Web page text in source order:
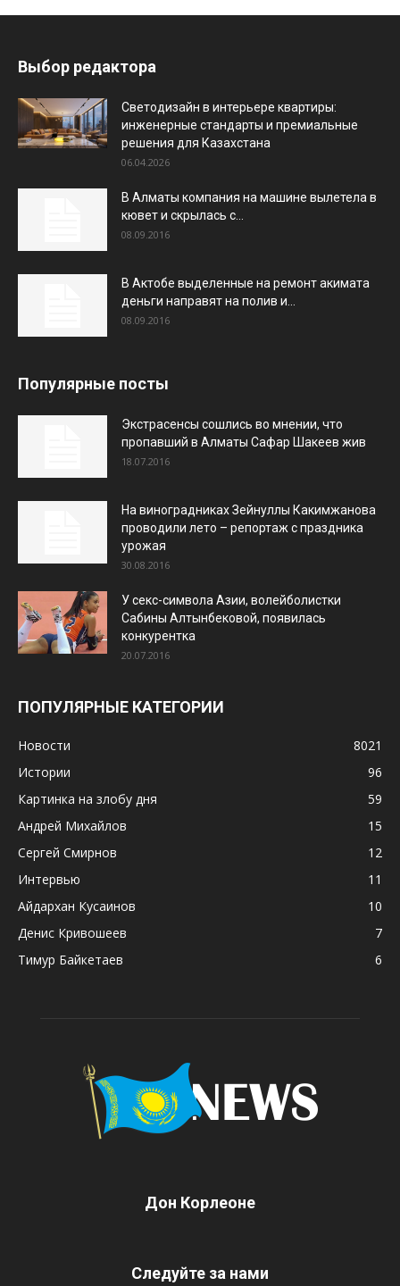
Выбор редактора
Светодизайн в интерьере квартиры:
инженерные стандарты и премиальные
решения для Казахстана
06.04.2026
В Алматы компания на машине вылетела в
кювет и скрылась с...
08.09.2016
В Актобе выделенные на ремонт акимата
деньги направят на полив и...
08.09.2016
Популярные посты
Экстрасенсы сошлись во мнении, что
пропавший в Алматы Сафар Шакеев жив
18.07.2016
На виноградниках Зейнуллы Какимжанова
проводили лето – репортаж с праздника
урожая
30.08.2016
У секс-символа Азии, волейболистки
Сабины Алтынбековой, появилась
конкурентка
20.07.2016
ПОПУЛЯРНЫЕ КАТЕГОРИИ
Новости
8021
Истории
96
Картинка на злобу дня
59
Андрей Михайлов
15
Сергей Смирнов
12
Интервью
11
Айдархан Кусаинов
10
Денис Кривошеев
7
Тимур Байкетаев
6
Дон Корлеоне
Следуйте за нами